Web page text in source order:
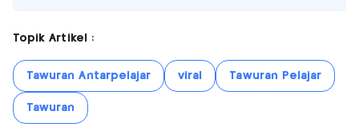
Topik Artikel :
Tawuran Antarpelajar viral Tawuran Pelajar
Tawuran